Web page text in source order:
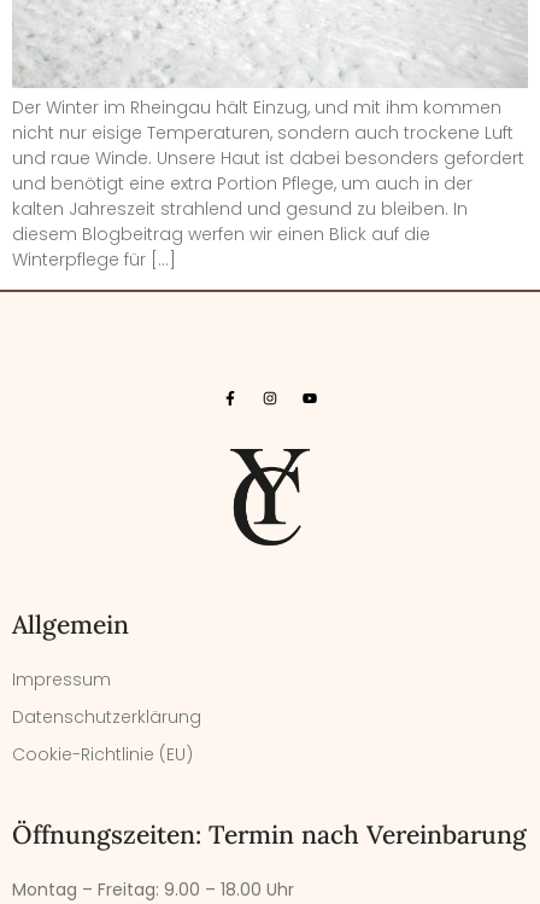
Der Winter im Rheingau hält Einzug, und mit ihm kommen
nicht nur eisige Temperaturen, sondern auch trockene Luft
und raue Winde. Unsere Haut ist dabei besonders gefordert
und benötigt eine extra Portion Pflege, um auch in der
kalten Jahreszeit strahlend und gesund zu bleiben. In
diesem Blogbeitrag werfen wir einen Blick auf die
Winterpflege für […]
Allgemein
Impressum
Datenschutzerklärung
Cookie-Richtlinie (EU)
Öffnungszeiten: Termin nach Vereinbarung
Montag – Freitag: 9.00 – 18.00 Uhr